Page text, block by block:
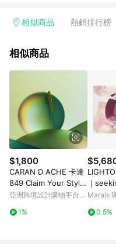
回饋訂單不得享有 Pinkoi 站方
行為，不具贈點資格，部分退
運費，攤位費等不具贈點資格
顏色、價位、贈品如與 Pinkoi
Pinkoi 購物商品資訊頁及購物
則請以點數紅包活動說明為準
頁面後才首次下載 Pinkoi
上，首次下載 Pinkoi APP 後
面，方享導購資格。
相似商品 熱銷排行榜
相似商品
$1,800
CARAN D ACHE 卡達
849 Claim Your Style
V - 極地綠 免費刻字
亞洲跨境設計購物平台
1%
｜
框-50 x
Marais
0.5%